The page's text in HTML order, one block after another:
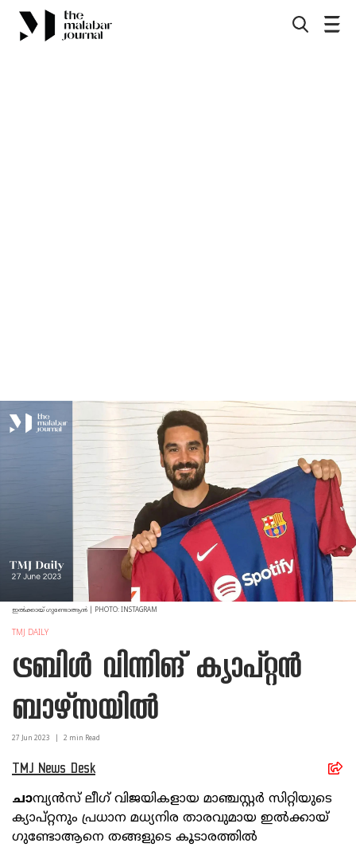
ഇൽക്കായ് ഗുണ്ടോആൻ | PHOTO: INSTAGRAM
TMJ DAILY
ട്രബിൾ വിന്നിങ് ക്യാപ്റ്റൻ
ബാഴ്‌സയിൽ
27 Jun 2023 2 min Read
TMJ News Desk
ചാമ്പ്യൻസ് ലീഗ് വിജയികളായ മാഞ്ചസ്റ്റർ സിറ്റിയുടെ
ക്യാപ്റ്റനും പ്രധാന മധ്യനിര താരവുമായ ഇൽക്കായ്
ഗുണ്ടോആനെ തങ്ങളുടെ കൂടാരത്തിൽ